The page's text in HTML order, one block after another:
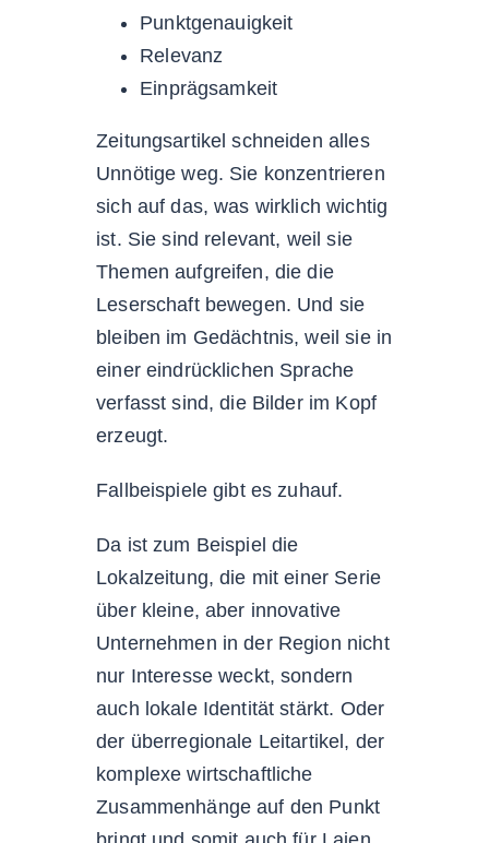
Punktgenauigkeit
Relevanz
Einprägsamkeit
Zeitungsartikel schneiden alles
Unnötige weg. Sie konzentrieren
sich auf das, was wirklich wichtig
ist. Sie sind relevant, weil sie
Themen aufgreifen, die die
Leserschaft bewegen. Und sie
bleiben im Gedächtnis, weil sie in
einer eindrücklichen Sprache
verfasst sind, die Bilder im Kopf
erzeugt.
Fallbeispiele gibt es zuhauf.
Da ist zum Beispiel die
Lokalzeitung, die mit einer Serie
über kleine, aber innovative
Unternehmen in der Region nicht
nur Interesse weckt, sondern
auch lokale Identität stärkt. Oder
der überregionale Leitartikel, der
komplexe wirtschaftliche
Zusammenhänge auf den Punkt